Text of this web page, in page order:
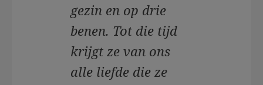
gezin en op drie
benen. Tot die tijd
krijgt ze van ons
alle liefde die ze